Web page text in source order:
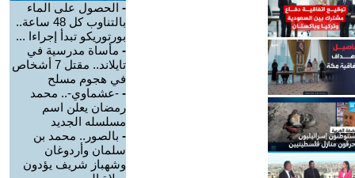
- الحصول على الماء
بالتناوب كل 48 ساعة..
بورتوريكو تبدأ إجراءا ...
- مأساة مدرسية في
تايلاند.. مقتل 7 أشخاص
في هجوم مسلح
- -عشماوي-.. محمد
رمضان يعلن اسم
مسلسله الجديد
- بالصور.. محمد بن
سلمان وأردوغان
وشهباز شريف يؤدون